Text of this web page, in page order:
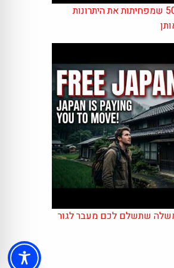
7 טעויות הליכה אחרי גיל 50 שמפחיתות את היתרונות
ליפן 2026: הממשלה שתשלם לכם מעבר לגור